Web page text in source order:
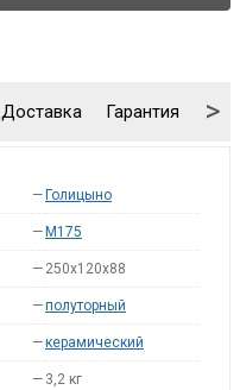
Доставка Гарантия >
— Голицыно
— M175
— 250x120x88
—полуторный
—керамический
— 3,2 кг